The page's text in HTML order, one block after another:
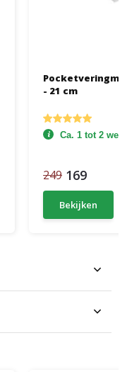
- 21 cm
Ca. 1 tot 2
249 169
Bekijken